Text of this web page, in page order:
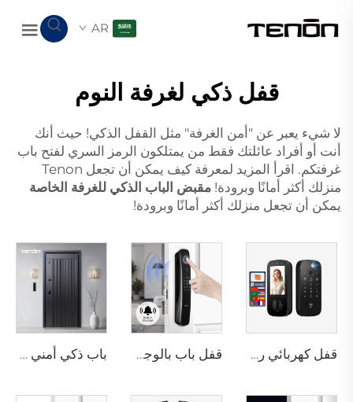
AR
قفل ذكي لغرفة النوم
لا شيء يعبر عن "أمن الغرفة" مثل القفل الذكي! حيث أنك
أنت أو أفراد عائلتك فقط من يمتلكون الرمز السري لفتح باب
غرفتكم. اقرأ المزيد لمعرفة كيف يمكن أن تجعل Tenon
منزلك أكثر أمانًا وبرودة! مقبض الباب الذكي للغرفة الخاصة
يمكن أن تجعل منزلك أكثر أمانًا وبرودة!
قفل كهربائي رقمي ذكي مع التعرف على بصمة اليد والأوردة باستخدام البطاقة للمنزل Tenon K10 Pro قفل باب بالوجه ثلاثي الأبعاد مع كاميرا وبصمة الإصبع وكلمة المرور والأوردة Tenon A9 Pro باب ذكي أمني فاخر من الألومنيوم للاستخدام السكني الرئيسي M8